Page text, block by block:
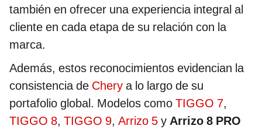
también en ofrecer una experiencia integral al
cliente en cada etapa de su relación con la
marca.
Además, estos reconocimientos evidencian la
consistencia de Chery a lo largo de su
portafolio global. Modelos como TIGGO 7,
TIGGO 8, TIGGO 9, Arrizo 5 y Arrizo 8 PRO